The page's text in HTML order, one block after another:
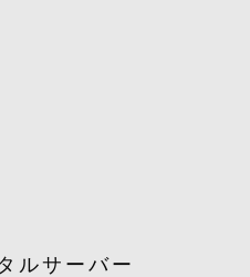
ルサーバー